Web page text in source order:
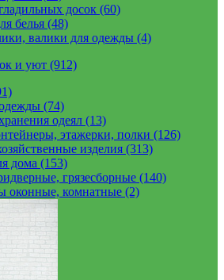
досок (60)
белья (48)
валики для одежды (4)
и уют (912)
(74)
одеял (13)
этажерки, полки (126)
изделия (313)
дома (153)
грязесборные (140)
оконные, комнатные (2)